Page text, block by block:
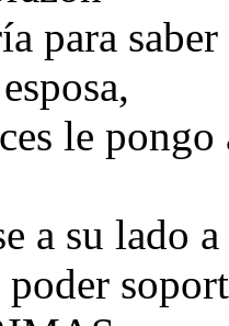
para
le
a su lado